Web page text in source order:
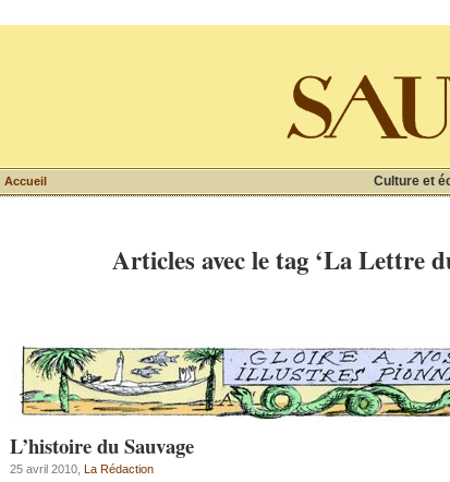
Culture et
Accueil
Articles avec le tag ‘La Lettre
L’histoire du Sauvage
25 avril 2010, La Rédaction